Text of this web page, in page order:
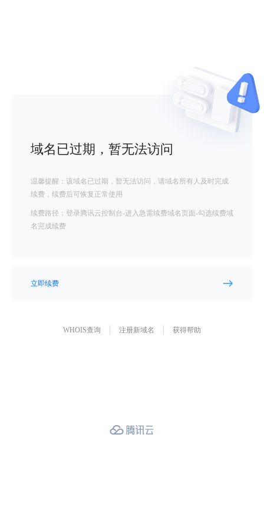
域名已过期，暂无法访问
温馨提醒：该域名已过期，暂无法访问，请域名所有人及时完成
续费，续费后可恢复正常使用
续费路径：登录腾讯云控制台-进入急需续费域名页面-勾选续费域
名完成续费
立即续费
WHOIS查询 注册新域名 获得帮助